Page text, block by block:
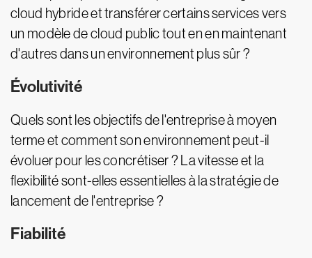
cloud hybride et transférer certains services vers
un modèle de cloud public tout en en maintenant
d'autres dans un environnement plus sûr ?
Évolutivité
Quels sont les objectifs de l'entreprise à moyen
terme et comment son environnement peut-il
évoluer pour les concrétiser ? La vitesse et la
flexibilité sont-elles essentielles à la stratégie de
lancement de l'entreprise ?
Fiabilité